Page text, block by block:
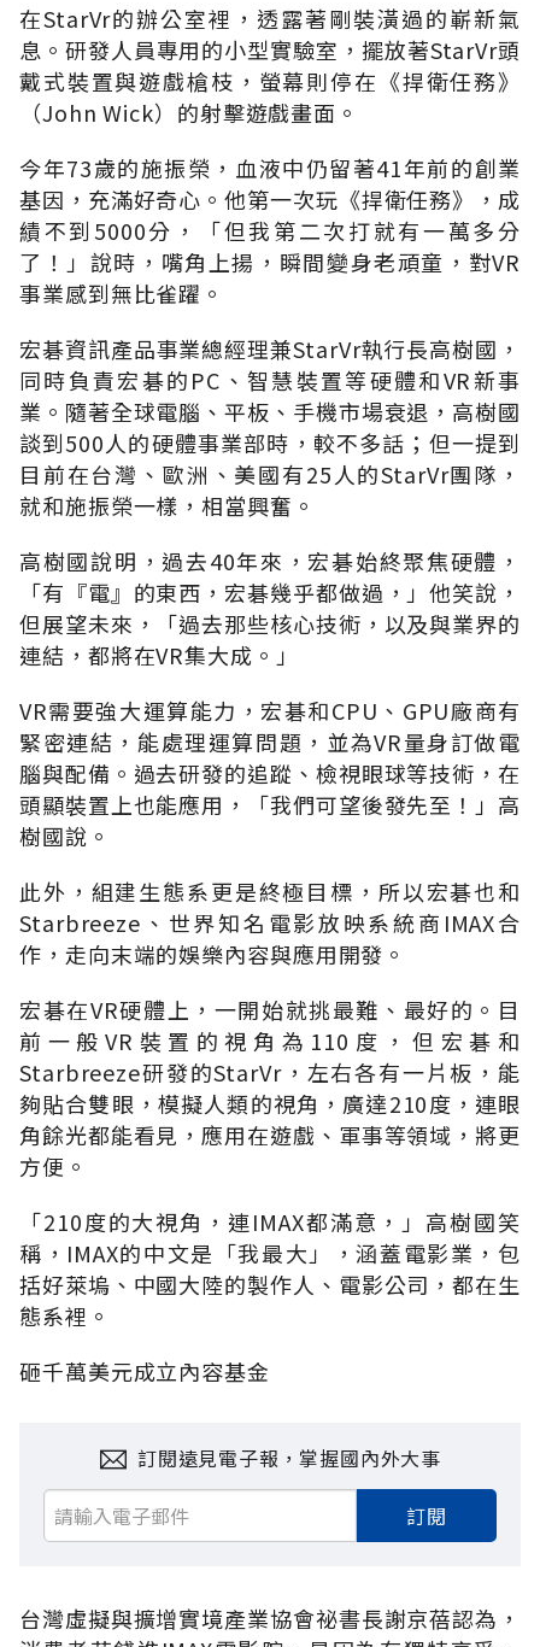
在StarVr的辦公室裡，透露著剛裝潢過的嶄新氣
息。研發人員專用的小型實驗室，擺放著StarVr頭
戴式裝置與遊戲槍枝，螢幕則停在《捍衛任務》
（John Wick）的射擊遊戲畫面。
今年73歲的施振榮，血液中仍留著41年前的創業
基因，充滿好奇心。他第一次玩《捍衛任務》，成
績不到5000分，「但我第二次打就有一萬多分
了！」說時，嘴角上揚，瞬間變身老頑童，對VR
事業感到無比雀躍。
宏碁資訊產品事業總經理兼StarVr執行長高樹國，
同時負責宏碁的PC、智慧裝置等硬體和VR新事
業。隨著全球電腦、平板、手機市場衰退，高樹國
談到500人的硬體事業部時，較不多話；但一提到
目前在台灣、歐洲、美國有25人的StarVr團隊，
就和施振榮一樣，相當興奮。
高樹國說明，過去40年來，宏碁始終聚焦硬體，
「有『電』的東西，宏碁幾乎都做過，」他笑說，
但展望未來，「過去那些核心技術，以及與業界的
連結，都將在VR集大成。」
VR需要強大運算能力，宏碁和CPU、GPU廠商有
緊密連結，能處理運算問題，並為VR量身訂做電
腦與配備。過去研發的追蹤、檢視眼球等技術，在
頭顯裝置上也能應用，「我們可望後發先至！」高
樹國說。
此外，組建生態系更是終極目標，所以宏碁也和
Starbreeze、世界知名電影放映系統商IMAX合
作，走向末端的娛樂內容與應用開發。
宏碁在VR硬體上，一開始就挑最難、最好的。目
前一般VR裝置的視角為110度，但宏碁和
Starbreeze研發的StarVr，左右各有一片板，能
夠貼合雙眼，模擬人類的視角，廣達210度，連眼
角餘光都能看見，應用在遊戲、軍事等領域，將更
方便。
「210度的大視角，連IMAX都滿意，」高樹國笑
稱，IMAX的中文是「我最大」，涵蓋電影業，包
括好萊塢、中國大陸的製作人、電影公司，都在生
態系裡。
砸千萬美元成立內容基金
訂閱遠見電子報，掌握國內外大事
訂閱
台灣虛擬與擴增實境產業協會祕書長謝京蓓認為，